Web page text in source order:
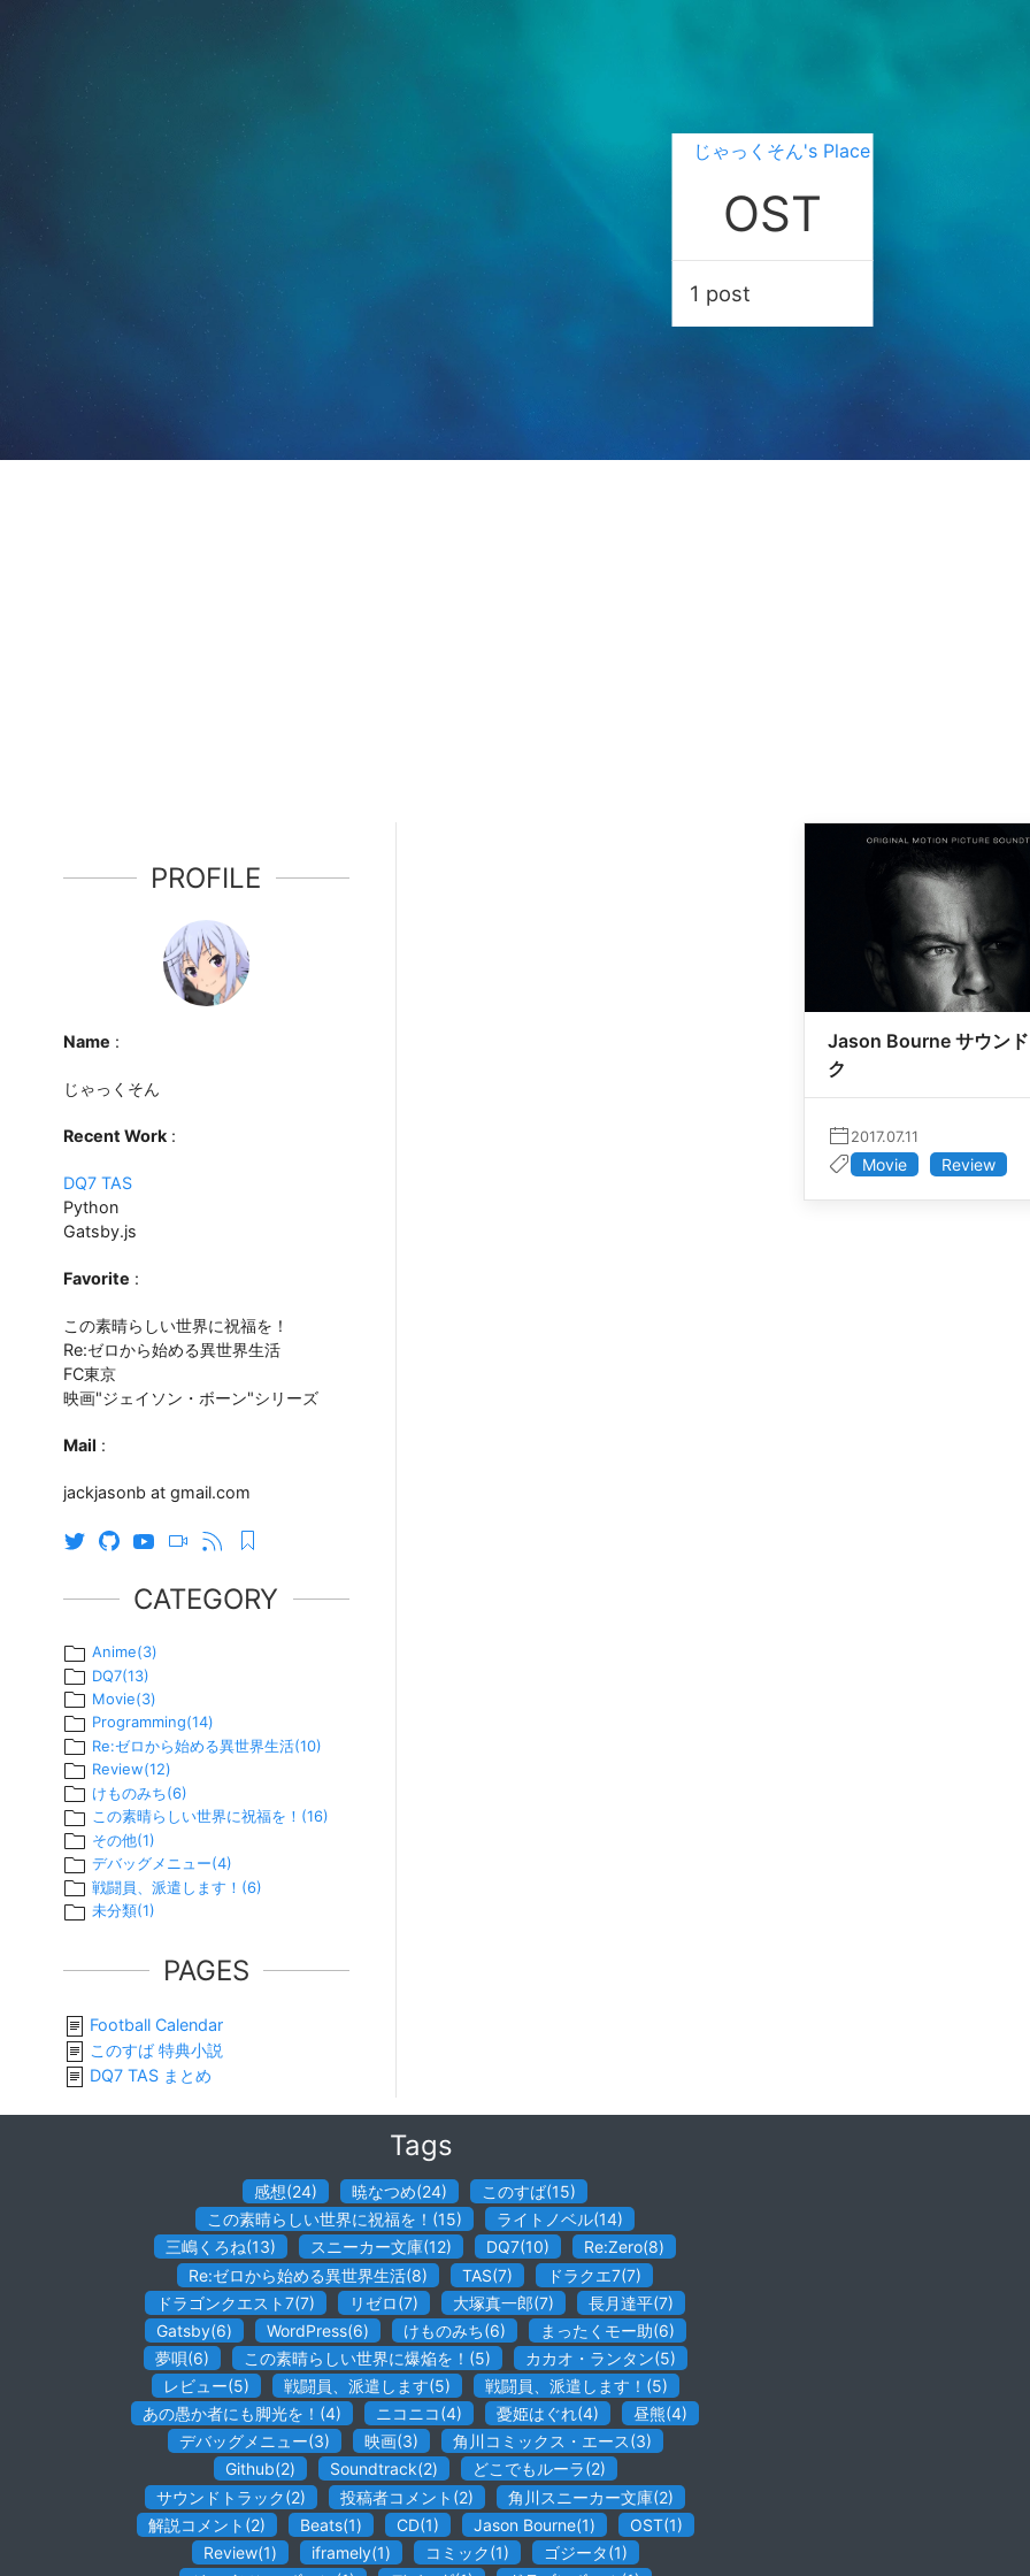
じゃっくそん's Place
OST
1 post
PROFILE
Name :
じゃっくそん
Recent Work :
DQ7 TAS
Python
Gatsby.js
Favorite :
この素晴らしい世界に祝福を！
Re:ゼロから始める異世界生活
FC東京
映画"ジェイソン・ボーン"シリーズ
Mail :
jackjasonb at gmail.com
CATEGORY
Anime(3)
DQ7(13)
Movie(3)
Programming(14)
Re:ゼロから始める異世界生活(10)
Review(12)
けものみち(6)
この素晴らしい世界に祝福を！ (16)
その他(1)
デバッグメニュー(4)
戦闘員、派遣します！ (6)
未分類(1)
PAGES
Football Calendar
このすば 特典小説
DQ7 TAS まとめ
Jason Bourne サウンド
ク
2017.07.11
Movie Review
Tags
感想(24) 暁なつめ(24) このすば(15)
この素晴らしい世界に祝福を！ (15) ライトノベル(14)
三嶋くろね(13) スニーカー文庫(12) DQ7(10) Re:Zero(8)
Re:ゼロから始める異世界生活(8) TAS(7) ドラクエ7(7)
ドラゴンクエスト7(7) リゼロ(7) 大塚真一郎(7) 長月達平(7)
Gatsby(6) WordPress(6) けものみち(6) まったくモー助(6)
夢唄(6) この素晴らしい世界に爆焔を！ (5) カカオ・ランタン(5)
レビュー(5) 戦闘員、派遣します(5) 戦闘員、派遣します！ (5)
あの愚か者にも脚光を！ (4) ニコニコ(4) 憂姫はぐれ(4) 昼熊(4)
デバッグメニュー(3) 映画(3) 角川コミックス・エース(3)
Github(2) Soundtrack(2) どこでもルーラ(2)
サウンドトラック(2) 投稿者コメント (2) 角川スニーカー文庫(2)
解説コメント (2) Beats(1) CD(1) Jason Bourne(1) OST(1)
Review(1) iframely(1) コミック(1) ゴジータ(1)